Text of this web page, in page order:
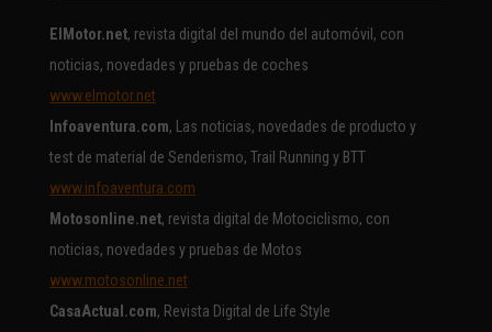
ElMotor.net, revista digital del mundo del automóvil, con
noticias, novedades y pruebas de coches
www.elmotor.net
Infoaventura.com, Las noticias, novedades de producto y
test de material de Senderismo, Trail Running y BTT
www.infoaventura.com
Motosonline.net, revista digital de Motociclismo, con
noticias, novedades y pruebas de Motos
www.motosonline.net
CasaActual.com, Revista Digital de Life Style